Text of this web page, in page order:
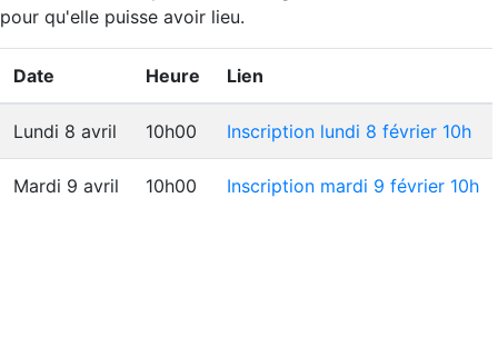
pour qu'elle puisse avoir lieu.
Date Heure Lien
Lundi 8 avril 10h00 Inscription lundi 8 février 10h
Mardi 9 avril 10h00 Inscription mardi 9 février 10h